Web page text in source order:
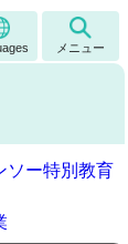
メニュー
ソー特別教育